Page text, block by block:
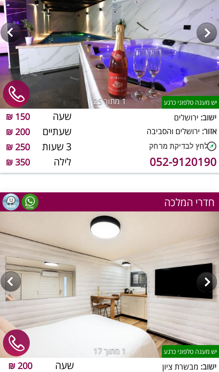
1מתוך 25 יש מענה טלפוני כרגע
שעה 150 ₪
שעתיים 200 ₪
3 שעות 250 ₪
לילה 350 ₪
ישוב: ירושלים
אזור: ירושלים והסביבה
052-9120190
חדרי המלכה
1 מתוך 17 יש מענה טלפוני כרגע
שעה 200 ₪ ישוב: מבשרת ציון